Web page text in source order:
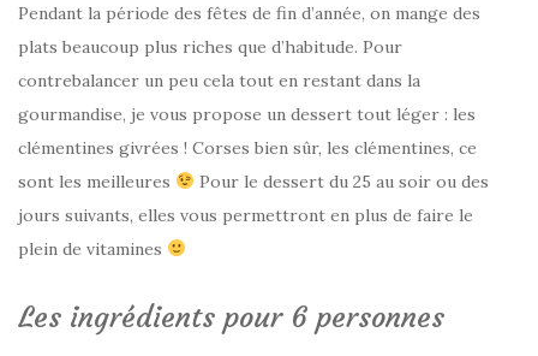
Pendant la période des fêtes de fin d’année, on mange des
plats beaucoup plus riches que d’habitude. Pour
contrebalancer un peu cela tout en restant dans la
gourmandise, je vous propose un dessert tout léger : les
clémentines givrées ! Corses bien sûr, les clémentines, ce
sont les meilleures
Pour le dessert du 25 au soir ou des
jours suivants, elles vous permettront en plus de faire le
plein de vitamines
Les ingrédients pour 6 personnes